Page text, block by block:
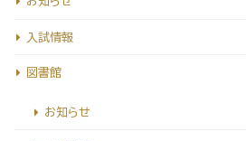
入試情報
図書館
お知らせ